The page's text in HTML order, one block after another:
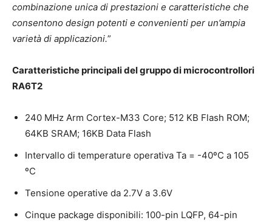
combinazione unica di prestazioni e caratteristiche che
consentono design potenti e convenienti per un’ampia
varietà di applicazioni.”
Caratteristiche principali del gruppo di microcontrollori
RA6T2
240 MHz Arm Cortex-M33 Core; 512 KB Flash ROM;
64KB SRAM; 16KB Data Flash
Intervallo di temperature operativa Ta = -40ºC a 105
ºC
Tensione operative da 2.7V a 3.6V
Cinque package disponibili: 100-pin LQFP, 64-pin